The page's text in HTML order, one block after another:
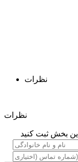
نظرات
نظرات
بخش ثبت کنید